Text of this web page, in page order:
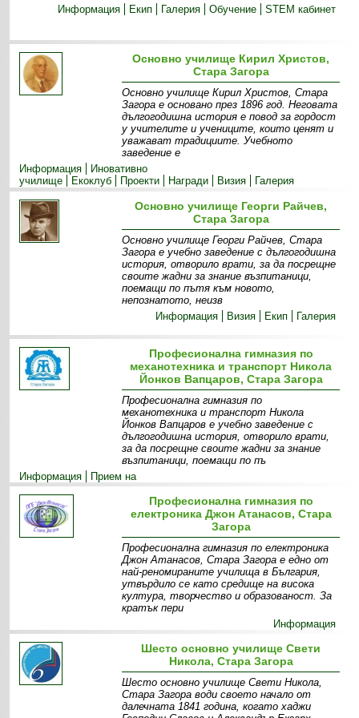
Информация
Екип Галерия Обучение STEM кабинет
Основно училище Кирил Христов,
Стара Загора
Основно училище Кирил Христов, Стара
Загора е основано през 1896 год. Неговата
дългогодишна история е повод за гордост
у учителите и учениците, които ценят и
уважават традициите. Учебното
заведение е
Информация
Иновативно
училище
Екоклуб Прoекти Награди Визия Галерия
Основно училище Георги Райчев,
Стара Загора
Основно училище Георги Райчев, Стара
Загора е учебно заведение с дългогодишна
история, отворило врати, за да посрещне
своите жадни за знание възпитаници,
поемащи по пътя към новото,
непознатото, неизв
Информация
Визия Екип Галерия
Професионална гимназия по
механотехника и транспорт Никола
Йонков Вапцаров, Стара Загора
Професионална гимназия по
механотехника и транспорт Никола
Йонков Вапцаров е учебно заведение с
дългогодишна история, отворило врати,
за да посрещне своите жадни за знание
възпитаници, поемащи по пъ
Информация
Прием на
ученици
Екип Мисия
Професионална гимназия по
електроника Джон Атанасов, Стара
Загора
Професионална гимназия по електроника
Джон Атанасов, Стара Загора е едно от
най-реномираните училища в България,
утвърдило се като средище на висока
култура, творчество и образованост. За
кратък пери
Информация
Шесто основно училище Свети
Никола, Стара Загора
Шесто основно училище Свети Никола,
Стара Загора води своето начало от
далечната 1841 година, когато хаджи